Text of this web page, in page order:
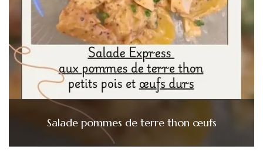
Salade pommes de terre thon œufs